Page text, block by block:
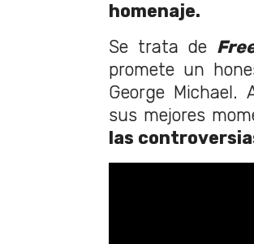
homenaje.
Se trata de
promete un
George Michael.
sus mejores
las